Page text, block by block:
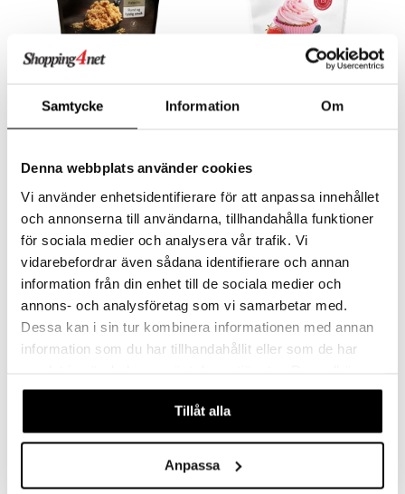
Samtycke Information Om
Denna webbplats använder cookies
Vi använder enhetsidentifierare för att anpassa innehållet
och annonserna till användarna, tillhandahålla funktioner
för sociala medier och analysera vår trafik. Vi
vidarebefordrar även sådana identifierare och annan
information från din enhet till de sociala medier och
annons- och analysföretag som vi samarbetar med.
Dessa kan i sin tur kombinera informationen med annan
information som du har tillhandahållit eller som de har
våra cookies vid fortsatt användande av vår webbplats.
Tillåt alla
Anpassa
SUKRIN
kr 109 kr 95
SUKRIN
Kalorifritt och ekologiskt sötningsmedel.
kr 99
Sukrin Finesse
SUKRIN
kr 109